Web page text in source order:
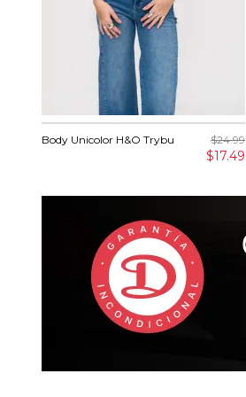
Body Unicolor H&O Trybu $24.99
$17.49